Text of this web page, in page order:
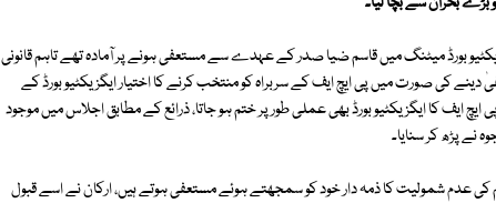
بورڈ میٹنگ میں قاسم ضیا صدر کے عہدے سے مستعفی ہونے پر آمادہ تھے تاہم قانونی
کی صورت میں پی ایچ ایف کے سربراہ کو منتخب کرنے کا اختیار ایگزیکٹیو بورڈ کے
ایف کا ایگزیکٹیو بورڈ بھی عملی طور پر ختم ہو جاتا، ذرائع کے مطابق اجلاس میں موجود
نے پڑھ کر سنایا۔
کی عدم شمولیت کا ذمہ دار خود کو سمجھتے ہوئے مستعفی ہوتے ہیں، ارکان نے اسے قبول